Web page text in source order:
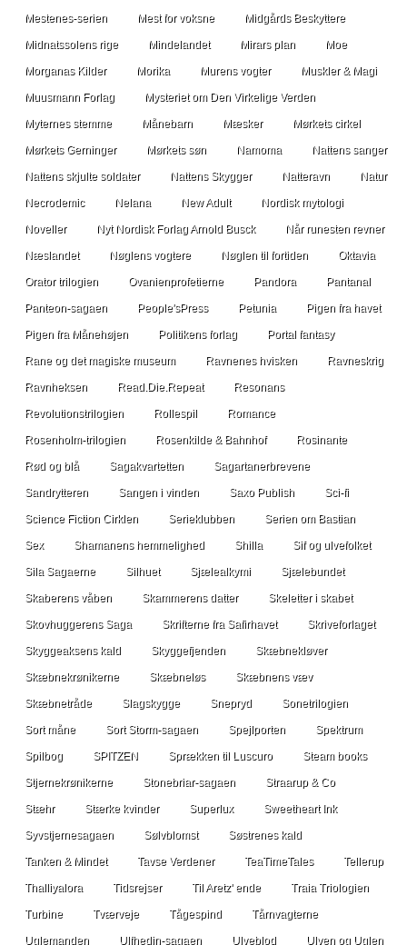
Mestenes-serien Mest for voksne Midgårds Beskyttere
Midnatssolens rige Mindelandet Mirars plan Moe
Morganas Kilder Morika Murens vogter Muskler & Magi
Muusmann Forlag Mysteriet om Den Virkelige Verden
Myternes stemme Månebarn Mæsker Mørkets cirkel
Mørkets Gerninger Mørkets søn Namoma Nattens sanger
Nattens skjulte soldater Nattens Skygger Natteravn Natur
Necrodemic Nelana New Adult Nordisk mytologi
Noveller Nyt Nordisk Forlag Arnold Busck Når runesten revner
Næslandet Nøglens vogtere Nøglen til fortiden Oktavia
Orator trilogien Ovanienprofetierne Pandora Pantanal
Panteon-sagaen People'sPress Petunia Pigen fra havet
Pigen fra Månehøjen Politikens forlag Portal fantasy
Rane og det magiske museum Ravnenes hvisken Ravneskrig
Ravnheksen Read.Die.Repeat Resonans
Revolutionstrilogien Rollespil Romance
Rosenholm-trilogien Rosenkilde & Bahnhof Rosinante
Rød og blå Sagakvartetten Sagartanerbrevene
Sandrytteren Sangen i vinden Saxo Publish Sci-fi
Science Fiction Cirklen Serieklubben Serien om Bastian
Sex Shamanens hemmelighed Shilla Sif og ulvefolket
Sila Sagaerne Silhuet Sjælealkymi Sjælebundet
Skaberens våben Skammerens datter Skeletter i skabet
Skovhuggerens Saga Skrifterne fra Safirhavet Skriveforlaget
Skyggeaksens kald Skyggefjenden Skæbnekløver
Skæbnekrønikerne Skæbneløs Skæbnens væv
Skæbnetråde Slagskygge Snepryd Sonetrilogien
Sort måne Sort Storm-sagaen Spejlporten Spektrum
Spilbog SPITZEN Sprækken til Luscuro Steam books
Stjernekrønikerne Stonebriar-sagaen Straarup & Co
Stæhr Stærke kvinder Superlux Sweetheart Ink
Syvstjernesagaen Sølvblomst Søstrenes kald
Tanken & Mindet Tavse Verdener TeaTimeTales Tellerup
Thalliyalora Tidsrejser Til Aretz' ende Traia Triologien
Turbine Tværveje Tågespind Tårnvagterne
Uglemanden Ulfhedin-sagaen Ulveblod Ulven og Uglen